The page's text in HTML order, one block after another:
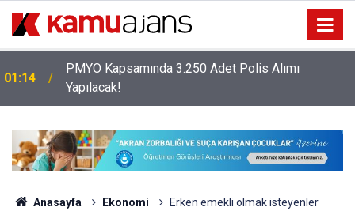
01:14
PMYO Kapsamında 3.250 Adet Polis Alımı
Yapılacak!
Anasayfa Ekonomi
Erken emekli olmak isteyenler